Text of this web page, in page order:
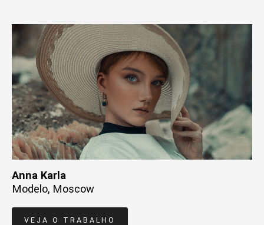
Anna Karla
Modelo, Moscow
VEJA O TRABALHO